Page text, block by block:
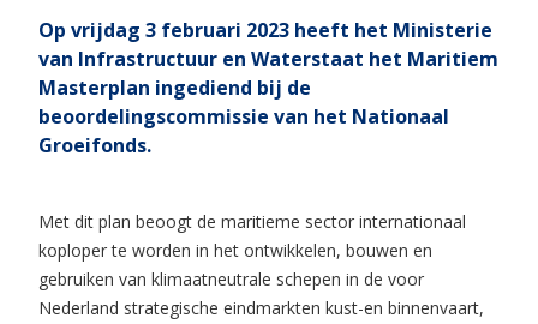
Op vrijdag 3 februari 2023 heeft het Ministerie
van Infrastructuur en Waterstaat het Maritiem
Masterplan ingediend bij de
beoordelingscommissie van het Nationaal
Groeifonds.
Met dit plan beoogt de maritieme sector internationaal
koploper te worden in het ontwikkelen, bouwen en
gebruiken van klimaatneutrale schepen in de voor
Nederland strategische eindmarkten kust-en binnenvaart,